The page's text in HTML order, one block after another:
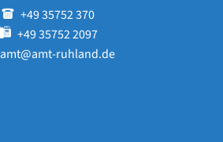
+49 35752 370
+49 35752 2097
amt@amt-ruhland.de